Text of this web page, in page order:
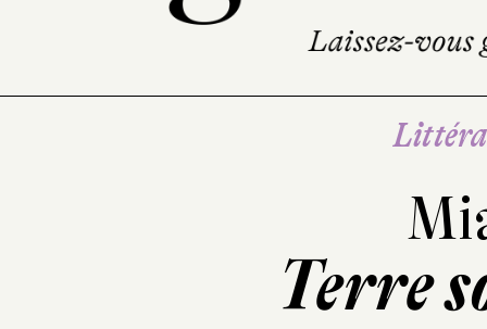
Terre